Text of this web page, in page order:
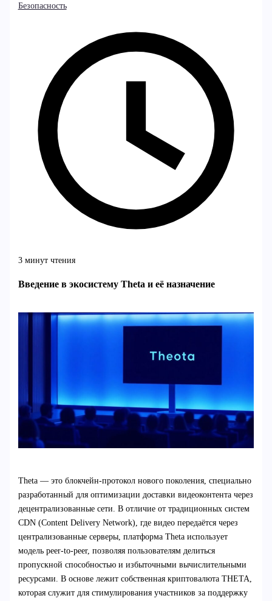
Безопасность
3 минут чтения
Введение в экосистему Theta и её назначение
Theta — это блокчейн-протокол нового поколения, специально
разработанный для оптимизации доставки видеоконтента через
децентрализованные сети. В отличие от традиционных систем
CDN (Content Delivery Network), где видео передаётся через
централизованные серверы, платформа Theta использует
модель peer-to-peer, позволяя пользователям делиться
пропускной способностью и избыточными вычислительными
ресурсами. В основе лежит собственная криптовалюта THETA,
которая служит для стимулирования участников за поддержку